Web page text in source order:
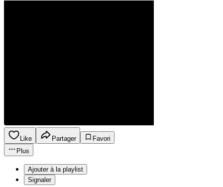
Like Partager
Favori
Plus
Ajouter à la playlist
Signaler